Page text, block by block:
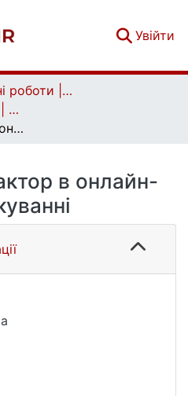
Увійти
Кваліфікаційні роботи | Qualifying works
Магістерські роботи | Master's theses
Гендерний фактор в онлайн-спілкуванні
в онлайн-